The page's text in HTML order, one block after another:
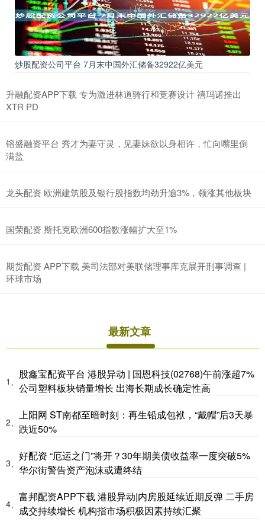
炒股配资公司平台 7月末中国外汇储备32922亿美元
升融配资APP下载 专为激进林道骑行和竞赛设计 禧玛诺推出
XTR PD
镕盛融资平台 秀才为妻守灵，见妻妹欲以身相许，忙向嘴里倒
满盐
龙头配资 欧洲建筑股及银行股指数均劲升逾3%，领涨其他板块
国荣配资 斯托克欧洲600指数涨幅扩大至1%
期货配资 APP下载 美司法部对美联储理事库克展开刑事调查 |
环球市场
最新文章
1、
股鑫宝配资平台 港股异动 | 国恩科技(02768)午前涨超7%
公司塑料板块销量增长 出海长期成长确定性高
2、
上阳网 ST南都至暗时刻：再生铅成包袱，“戴帽”后3天暴
跌近50%
3、
好配资 “厄运之门”将开？30年期美债收益率一度突破5%
华尔街警告资产泡沫或遭终结
4、
富邦配资APP下载 港股异动|内房股延续近期反弹 二手房
成交持续增长 机构指市场积极因素持续汇聚